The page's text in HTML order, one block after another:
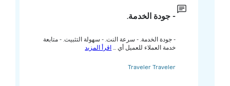
- جودة الخدمة.
- جودة الخدمة. - سرعة النت. - سهولة التثبيت. - متابعة
خدمة العملاء للعميل أي ...اقرأ المزيد
Traveler Traveler